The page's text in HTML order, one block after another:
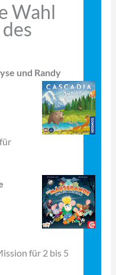
Wahl
und Randy
für 2 bis 5